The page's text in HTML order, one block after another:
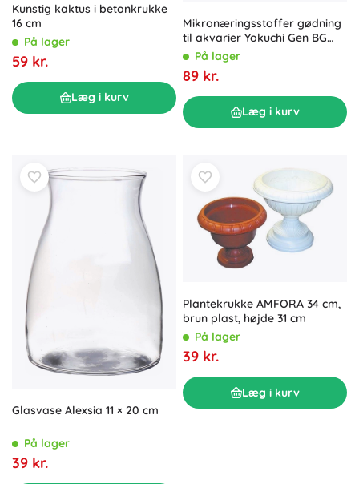
Kunstig kaktus i betonkrukke
16 cm
På lager
59 kr.
Læg i kurv
Mikronæringsstoffer gødning
til akvarier Yokuchi Gen BG
400ml
På lager
89 kr.
Læg i kurv
Glasvase Alexsia 11 × 20 cm
På lager
39 kr.
Plantekrukke AMFORA 34 cm,
brun plast, højde 31 cm
På lager
39 kr.
Læg i kurv